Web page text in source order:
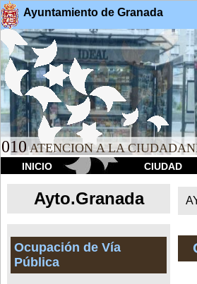
Ayuntamiento de Granada
010 ATENCION A LA
INICIO CIUDAD
Ayto.Granada
Ocupación de Vía
Pública